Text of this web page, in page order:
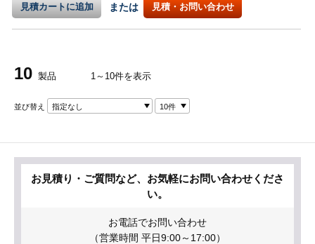
見積カートに追加 または 見積・お問い合わせ
10 製品 1～10件を表示
並び替え 指定なし 10件
お見積り・ご質問など、お気軽にお問い合わせくださ
い。
お電話でお問い合わせ
（営業時間 平日9:00～17:00）